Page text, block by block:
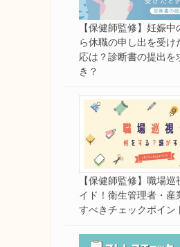
【保健師監修】妊娠
ら休職の申し出を受け
応は？診断書の提出を
き？
【保健師監修】職場
イド！衛生管理者・産
すべきチェックポイン